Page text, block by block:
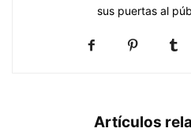
sus puertas al
Artículos